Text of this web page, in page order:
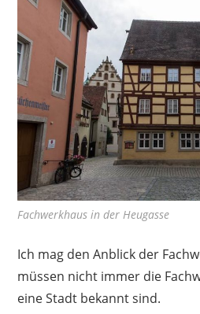
Fachwerkhaus in der Heugasse
Ich mag den Anblick der
müssen nicht immer die
eine Stadt bekannt sind.